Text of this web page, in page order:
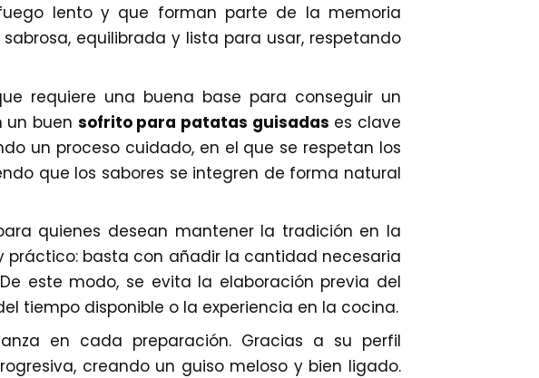
lento y que forman parte de la memoria
equilibrada y lista para usar, respetando
requiere una buena base para conseguir un
un buen sofrito para patatas guisadas es clave
un proceso cuidado, en el que se respetan los
que los sabores se integren de forma natural
quienes desean mantener la tradición en la
práctico: basta con añadir la cantidad necesaria
este modo, se evita la elaboración previa del
tiempo disponible o la experiencia en la cocina.
en cada preparación. Gracias a su perfil
creando un guiso meloso y bien ligado.